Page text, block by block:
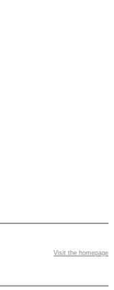
Visit the homepage